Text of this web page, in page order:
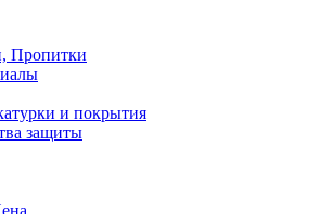
Пропитки
и покрытия
защиты